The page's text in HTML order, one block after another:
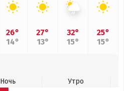
26°
14°
27°
13°
32°
15°
25°
15°
Ночь
Утро